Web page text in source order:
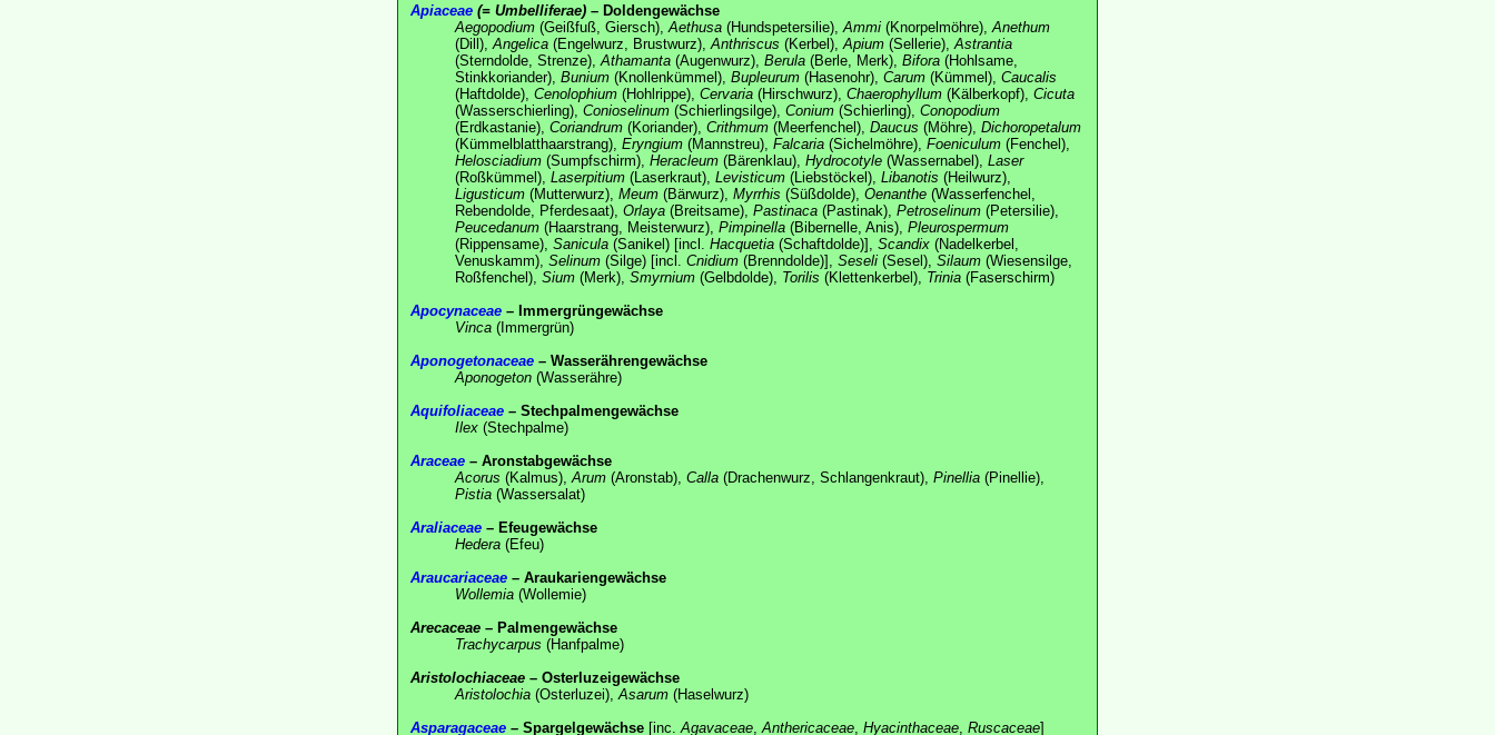
Apiaceae (= Umbelliferae) – Doldengewächse
Aegopodium (Geißfuß, Giersch), Aethusa (Hundspetersilie), Ammi (Knorpelmöhre), Anethum
(Dill), Angelica (Engelwurz, Brustwurz), Anthriscus (Kerbel), Apium (Sellerie), Astrantia
(Sterndolde, Strenze), Athamanta (Augenwurz), Berula (Berle, Merk), Bifora (Hohlsame,
Stinkkoriander), Bunium (Knollenkümmel), Bupleurum (Hasenohr), Carum (Kümmel), Caucalis
(Haftdolde), Cenolophium (Hohlrippe), Cervaria (Hirschwurz), Chaerophyllum (Kälberkopf), Cicuta
(Wasserschierling), Conioselinum (Schierlingsilge), Conium (Schierling), Conopodium
(Erdkastanie), Coriandrum (Koriander), Crithmum (Meerfenchel), Daucus (Möhre), Dichoropetalum
(Kümmelblatthaarstrang), Eryngium (Mannstreu), Falcaria (Sichelmöhre), Foeniculum (Fenchel),
Helosciadium (Sumpfschirm), Heracleum (Bärenklau), Hydrocotyle (Wassernabel), Laser
(Roßkümmel), Laserpitium (Laserkraut), Levisticum (Liebstöckel), Libanotis (Heilwurz),
Ligusticum (Mutterwurz), Meum (Bärwurz), Myrrhis (Süßdolde), Oenanthe (Wasserfenchel,
Rebendolde, Pferdesaat), Orlaya (Breitsame), Pastinaca (Pastinak), Petroselinum (Petersilie),
Peucedanum (Haarstrang, Meisterwurz), Pimpinella (Bibernelle, Anis), Pleurospermum
(Rippensame), Sanicula (Sanikel) [incl. Hacquetia (Schaftdolde)], Scandix (Nadelkerbel,
Venuskamm), Selinum (Silge) [incl. Cnidium (Brenndolde)], Seseli (Sesel), Silaum (Wiesensilge,
Roßfenchel), Sium (Merk), Smyrnium (Gelbdolde), Torilis (Klettenkerbel), Trinia (Faserschirm)
Apocynaceae – Immergrüngewächse
Vinca (Immergrün)
Aponogetonaceae – Wasserährengewächse
Aponogeton (Wasserähre)
Aquifoliaceae – Stechpalmengewächse
Ilex (Stechpalme)
Araceae – Aronstabgewächse
Acorus (Kalmus), Arum (Aronstab), Calla (Drachenwurz, Schlangenkraut), Pinellia (Pinellie),
Pistia (Wassersalat)
Araliaceae – Efeugewächse
Hedera (Efeu)
Araucariaceae – Araukariengewächse
Wollemia (Wollemie)
Arecaceae – Palmengewächse
Trachycarpus (Hanfpalme)
Aristolochiaceae – Osterluzeigewächse
Aristolochia (Osterluzei), Asarum (Haselwurz)
Asparagaceae – Spargelgewächse [inc. Agavaceae Anthericaceae Hyacinthaceae Ruscaceae]